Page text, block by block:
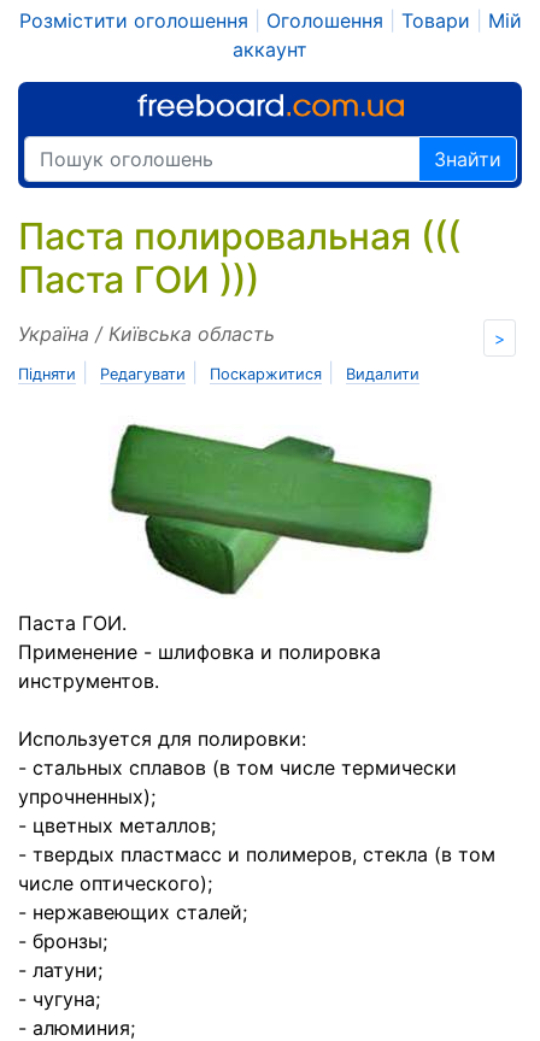
Розмістити оголошення Оголошення Товари
Мій
аккаунт
Знайти
Паста полировальная (((
Паста ГОИ )))
>
Україна / Київська область
Підняти Редагувати Поскаржитися Видалити
Паста ГОИ.
Применение - шлифовка и полировка
инструментов.
Используется для полировки:
- стальных сплавов (в том числе термически
упрочненных);
- цветных металлов;
- твердых пластмасс и полимеров, стекла (в том
числе оптического);
- нержавеющих сталей;
- бронзы;
- латуни;
- чугуна;
- алюминия;